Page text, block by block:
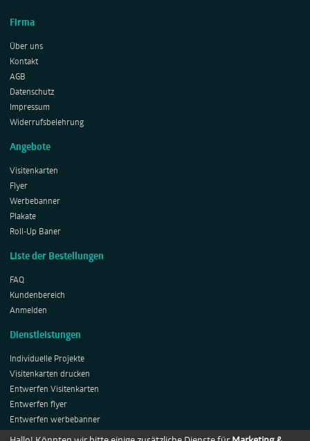
Firma
Über uns
Kontakt
AGB
Datenschutz
Impressum
Widerrufsbelehrung
Angebote
Visitenkarten
Flyer
Werbebanner
Plakate
Roll-Up Baner
Liste der Bestellungen
FAQ
Kundenbereich
Anmelden
Dienstleistungen
Individuelle Projekte
Visitenkarten drucken
Entwerfen Visitenkarten
Entwerfen flyer
Entwerfen werbebanner
Entwerfen Plakates